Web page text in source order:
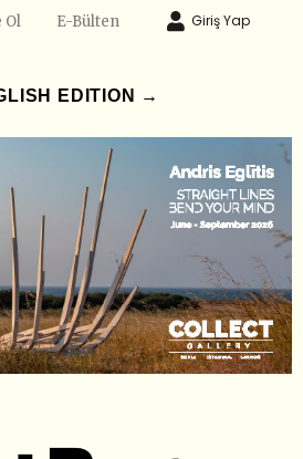
Ol E-Bülten Giriş Yap
EDITION →